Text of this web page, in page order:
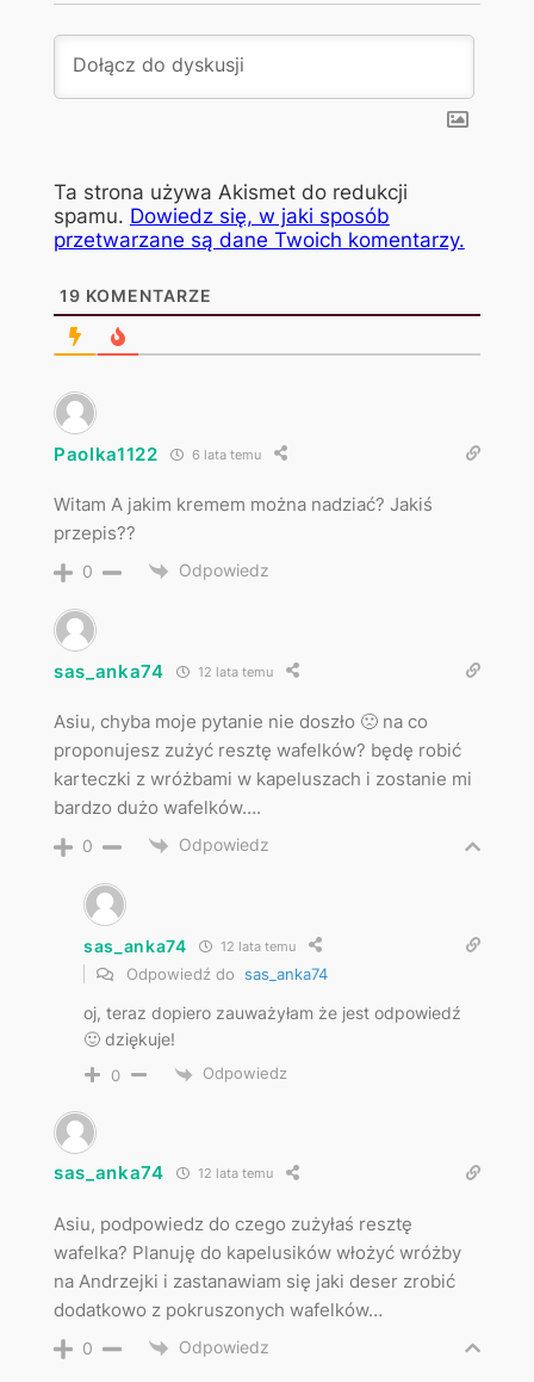
Ta strona używa Akismet do redukcji
spamu. Dowiedz się, w jaki sposób
przetwarzane są dane Twoich komentarzy.
19 KOMENTARZE
Paolka1122 6 lata temu
Witam A jakim kremem można nadziać? Jakiś
przepis??
0 Odpowiedz
sas_anka74 12 lata temu
Asiu, chyba moje pytanie nie doszło 🙁 na co
proponujesz zużyć resztę wafelków? będę robić
karteczki z wróżbami w kapeluszach i zostanie mi
bardzo dużo wafelków….
0 Odpowiedz
sas_anka74 12 lata temu
Odpowiedź do sas_anka74
oj, teraz dopiero zauważyłam że jest odpowiedź
🙂 dziękuje!
0 Odpowiedz
sas_anka74 12 lata temu
Asiu, podpowiedz do czego zużyłaś resztę
wafelka? Planuję do kapelusików włożyć wróżby
na Andrzejki i zastanawiam się jaki deser zrobić
dodatkowo z pokruszonych wafelków…
0 Odpowiedz